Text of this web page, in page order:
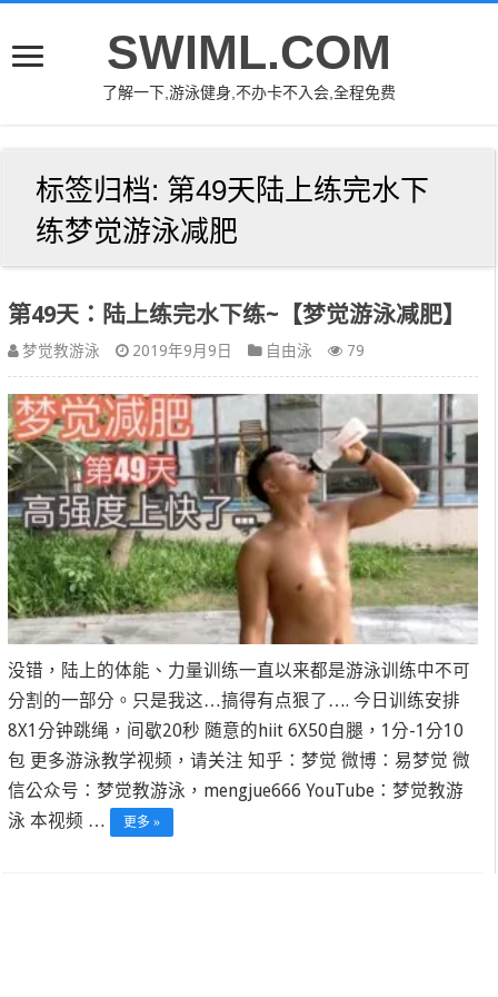
SWIML.COM
了解一下,游泳健身,不办卡不入会,全程免费
标签归档: 第49天陆上练完水下
练梦觉游泳减肥
第49天：陆上练完水下练~【梦觉游泳减肥】
梦觉教游泳 2019年9月9日 自由泳 79
没错，陆上的体能、力量训练一直以来都是游泳训练中不可
分割的一部分。只是我这…搞得有点狠了…. 今日训练安排
8X1分钟跳绳，间歇20秒 随意的hiit 6X50自腿，1分-1分10
包 更多游泳教学视频，请关注 知乎：梦觉 微博：易梦觉 微
信公众号：梦觉教游泳，mengjue666 YouTube：梦觉教游
泳 本视频 …
更多 »